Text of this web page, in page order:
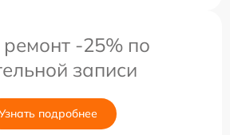
-25% по
записи
подробнее